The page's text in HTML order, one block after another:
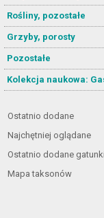
Rośliny, pozostałe
Grzyby, porosty
Pozostałe
Ostatnio dodane
Najchętniej oglądane
Ostatnio dodane gatunki
Mapa taksonów